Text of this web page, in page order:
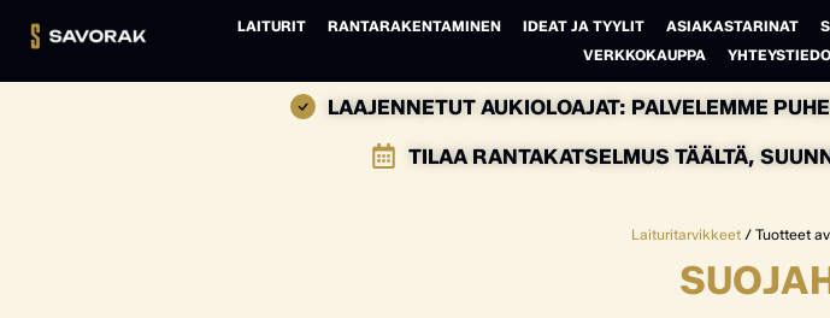
LAITURIT RANTARAKENTAMINEN IDEAT JA TYYLIT ASIAKASTARINAT
VERKKOKAUPPA
LAAJENNETUT AUKIOLOAJAT: PALVELEMME
TILAA RANTAKATSELMUS TÄÄLTÄ,
Laituritarvikkeet / Tuotteet